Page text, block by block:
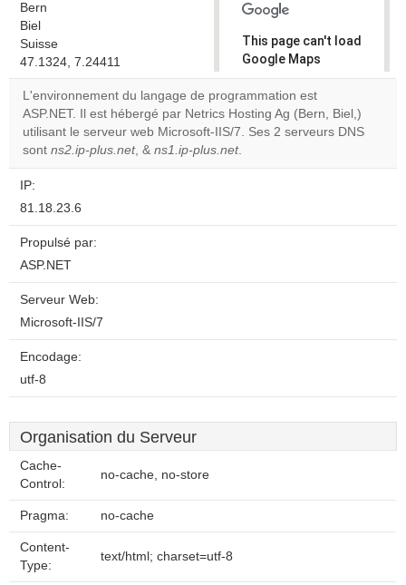
Bern
Biel
Suisse
47.1324, 7.24411
This page can't load
Google Maps
correctly.
Do you
own this
OK
L'environnement du langage de programmation est
ASP.NET. Il est hébergé par Netrics Hosting Ag (Bern, Biel,)
utilisant le serveur web Microsoft-IIS/7. Ses 2 serveurs DNS
sont ns2.ip-plus.net, & ns1.ip-plus.net.
IP:
81.18.23.6
Propulsé par:
ASP.NET
Serveur Web:
Microsoft-IIS/7
Encodage:
utf-8
Organisation du Serveur
Cache-
Control:
no-cache, no-store
Pragma: no-cache
Content-
Type:
text/html; charset=utf-8